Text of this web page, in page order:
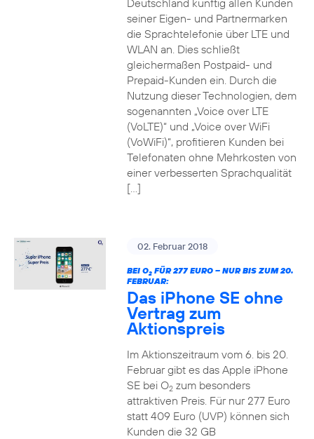
Deutschland künftig allen Kunden
seiner Eigen- und Partnermarken
die Sprachtelefonie über LTE und
WLAN an. Dies schließt
gleichermaßen Postpaid- und
Prepaid-Kunden ein. Durch die
Nutzung dieser Technologien, dem
sogenannten „Voice over LTE
(VoLTE)“ und „Voice over WiFi
(VoWiFi)“, profitieren Kunden bei
Telefonaten ohne Mehrkosten von
einer verbesserten Sprachqualität
[…]
02. Februar 2018
BEI O2FÜR 277 EURO – NUR BIS ZUM 20.
FEBRUAR:
Das iPhone SE ohne
Vertrag zum
Aktionspreis
Im Aktionszeitraum vom 6. bis 20.
Februar gibt es das Apple iPhone
SE bei O2zum besonders
attraktiven Preis. Für nur 277 Euro
statt 409 Euro (UVP) können sich
Kunden die 32 GB